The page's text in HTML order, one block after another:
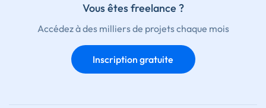
Vous êtes freelance ?
Accédez à des milliers de projets chaque mois
Inscription gratuite